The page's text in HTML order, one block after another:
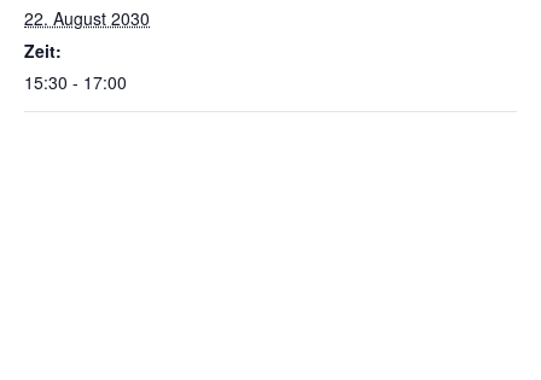
22. August 2030
Zeit:
15:30 - 17:00